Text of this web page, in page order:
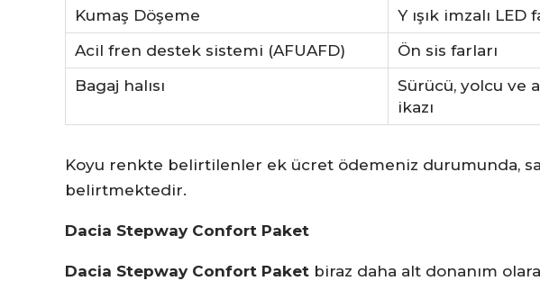
Kumaş Döşeme
Y ışık imzalı LED
Acil fren destek sistemi (AFUAFD)
Ön sis farları
Bagaj halısı
Sürücü, yolcu ve
ikazı
Koyu renkte belirtilenler ek ücret ödemeniz durumunda,
belirtmektedir.
Dacia Stepway Confort Paket
Dacia Stepway Confort Paket biraz daha alt donanım